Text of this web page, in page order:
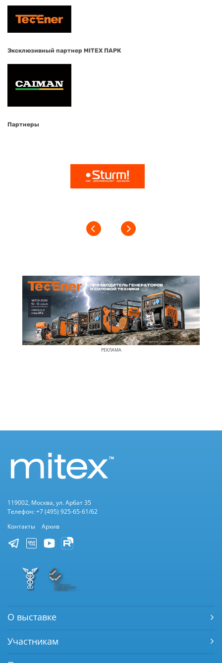
Эксклюзивный партнер MITEX ПАРК
Партнеры
РЕКЛАМА
119002, Москва, ул. Арбат 35
Телефон: +7 (495) 925-65-61/62
Контакты
Архив
О выставке
Участникам